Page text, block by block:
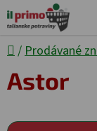
Přejít na obsah
Domů
/ Prodávané
Astor